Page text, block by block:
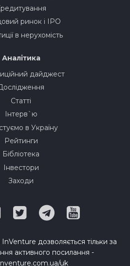
ринок і IPO
в нерухомість
Аналітика
дайджест
Статті
Інтерв`ю
в Україну
Рейтинги
Бібліотека
Інвестори
Заходи
InVenture дозволяється тільки за
активного посилання -
uk